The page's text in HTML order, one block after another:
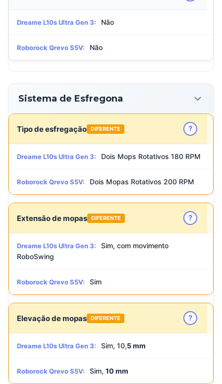
Dreame L10s Ultra Gen 3: Não
Roborock Qrevo S5V: Não
Sistema de Esfregona
Tipo de esfregação DIFERENTE ?
Dreame L10s Ultra Gen 3: Dois Mops Rotativos 180 RPM
Roborock Qrevo S5V: Dois Mopas Rotativos 200 RPM
Extensão de mopas DIFERENTE ?
Dreame L10s Ultra Gen 3:
Sim, com movimento
RoboSwing
Roborock Qrevo S5V: Sim
Elevação de mopas DIFERENTE ?
Dreame L10s Ultra Gen 3: Sim, 10,5 mm
Roborock Qrevo S5V: Sim, 10 mm